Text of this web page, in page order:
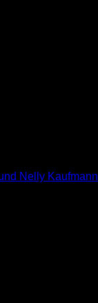
Nelly Kaufmann